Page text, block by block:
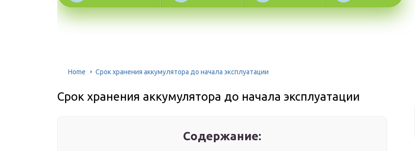
Home Срок хранения аккумулятора до начала эксплуатации
Срок хранения аккумулятора до начала эксплуатации
Содержание: